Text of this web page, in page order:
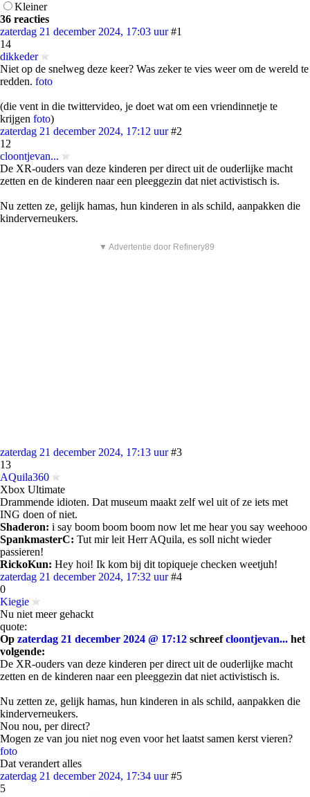
Kleiner
36 reacties
zaterdag 21 december 2024, 17:03 uur #1
14
dikkeder
Niet op de snelweg deze keer? Was zeker te vies weer om de wereld te
redden. foto
(die vent in die twittervideo, je doet wat om een vriendinnetje te
krijgen foto)
zaterdag 21 december 2024, 17:12 uur #2
12
cloontjevan...
De XR-ouders van deze kinderen per direct uit de ouderlijke macht
zetten en de kinderen naar een pleeggezin dat niet activistisch is.
Nu zetten ze, gelijk hamas, hun kinderen in als schild, aanpakken die
kinderverneukers.
▼ Advertentie door Refinery89
zaterdag 21 december 2024, 17:13 uur #3
13
AQuila360
Xbox Ultimate
Drammende idioten. Dat museum maakt zelf wel uit of ze iets met
ING doen of niet.
Shaderon: i say boom boom boom now let me hear you say weehooo
SpankmasterC: Tut mir leit Herr AQuila, es soll nicht wieder
passieren!
RickoKun: Hey hoi! Ik kom bij dit topiqueje checken weetjuh!
zaterdag 21 december 2024, 17:32 uur #4
0
Kiegie
Nu niet meer gehackt
quote:
Op zaterdag 21 december 2024 @ 17:12 schreefcloontjevan... het
volgende:
De XR-ouders van deze kinderen per direct uit de ouderlijke macht
zetten en de kinderen naar een pleeggezin dat niet activistisch is.
Nu zetten ze, gelijk hamas, hun kinderen in als schild, aanpakken die
kinderverneukers.
Nou nou, per direct?
Mogen ze van jou niet nog even voor het laatst samen kerst vieren?
foto
Dat verandert alles
zaterdag 21 december 2024, 17:34 uur #5
5